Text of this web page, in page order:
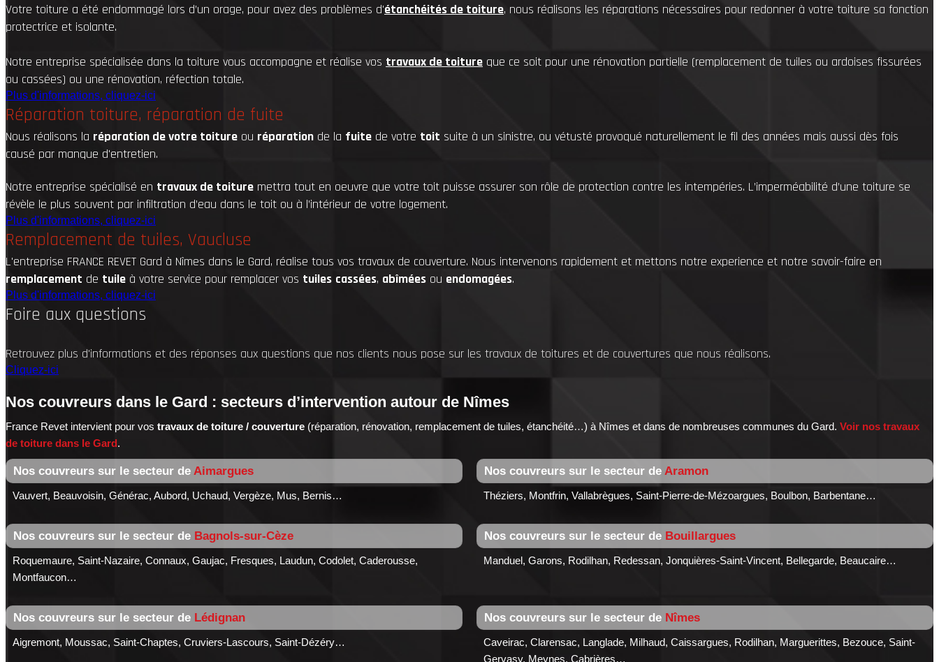
Votre toiture a été endommagé lors d’un orage, pour avez des problèmes d'étanchéités de toiture, nous réalisons les réparations nécessaires pour redonner à votre toiture sa fonction
protectrice et isolante.
Notre entreprise spécialisée dans la toiture vous accompagne et réalise vos travaux de toiture que ce soit pour une rénovation partielle (remplacement de tuiles ou ardoises fissurées
ou cassées) ou une rénovation, réfection totale.
Plus d'informations, cliquez-ici
Réparation toiture, réparation de fuite
Nous réalisons la réparation de votre toiture ou réparation de la fuite de votre toit suite à un sinistre, ou vétusté provoqué naturellement le fil des années mais aussi dès fois
causé par manque d'entretien.
Notre entreprise spécialisé en travaux de toiture mettra tout en oeuvre que votre toit puisse assurer son rôle de protection contre les intempéries. L’imperméabilité d’une toiture se
révèle le plus souvent par infiltration d’eau dans le toit ou à l’intérieur de votre logement.
Plus d'informations, cliquez-ici
Remplacement de tuiles, Vaucluse
L'entreprise FRANCE REVET Gard à Nîmes dans le Gard, réalise tous vos travaux de couverture. Nous intervenons rapidement et mettons notre experience et notre savoir-faire en
remplacement de tuile à votre service pour remplacer vos tuiles cassées, abîmées ou endomagées.
Plus d'informations, cliquez-ici
Foire aux questions
Retrouvez plus d'informations et des réponses aux questions que nos clients nous pose sur les travaux de toitures et de couvertures que nous réalisons.
Cliquez-ici
Nos couvreurs dans le Gard : secteurs d’intervention autour de Nîmes
France Revet intervient pour vos travaux de toiture / couverture (réparation, rénovation, remplacement de tuiles, étanchéité…) à Nîmes et dans de nombreuses communes du Gard. Voir nos travaux
de toiture dans le Gard.
Nos couvreurs sur le secteur de Aimargues
Vauvert, Beauvoisin, Générac, Aubord, Uchaud, Vergèze, Mus, Bernis…
Nos couvreurs sur le secteur de Aramon
Théziers, Montfrin, Vallabrègues, Saint-Pierre-de-Mézoargues, Boulbon, Barbentane…
Nos couvreurs sur le secteur de Bagnols-sur-Cèze
Roquemaure, Saint-Nazaire, Connaux, Gaujac, Fresques, Laudun, Codolet, Caderousse,
Montfaucon…
Nos couvreurs sur le secteur de Bouillargues
Manduel, Garons, Rodilhan, Redessan, Jonquières-Saint-Vincent, Bellegarde, Beaucaire…
Nos couvreurs sur le secteur de Lédignan
Aigremont, Moussac, Saint-Chaptes, Cruviers-Lascours, Saint-Dézéry…
Nos couvreurs sur le secteur de Nîmes
Caveirac, Clarensac, Langlade, Milhaud, Caissargues, Rodilhan, Marguerittes, Bezouce, Saint-
Gervasy, Meynes, Cabrières…